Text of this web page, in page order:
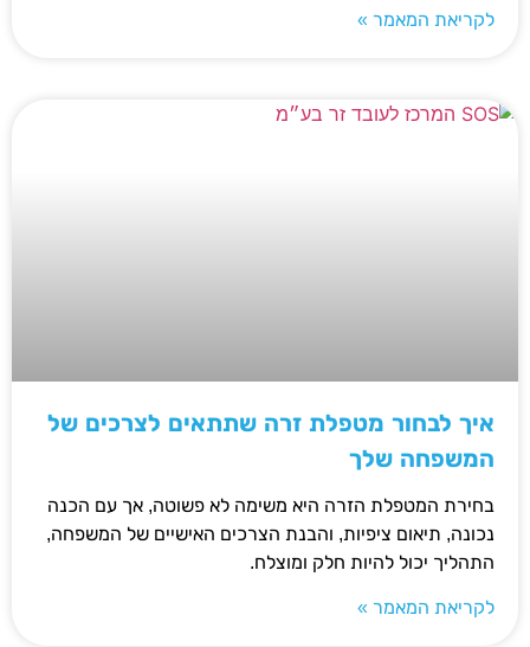
לקריאת המאמר »
איך לבחור מטפלת זרה שתתאים לצרכים של
המשפחה שלך
בחירת המטפלת הזרה היא משימה לא פשוטה, אך עם הכנה
נכונה, תיאום ציפיות, והבנת הצרכים האישיים של המשפחה,
התהליך יכול להיות חלק ומוצלח.
לקריאת המאמר »